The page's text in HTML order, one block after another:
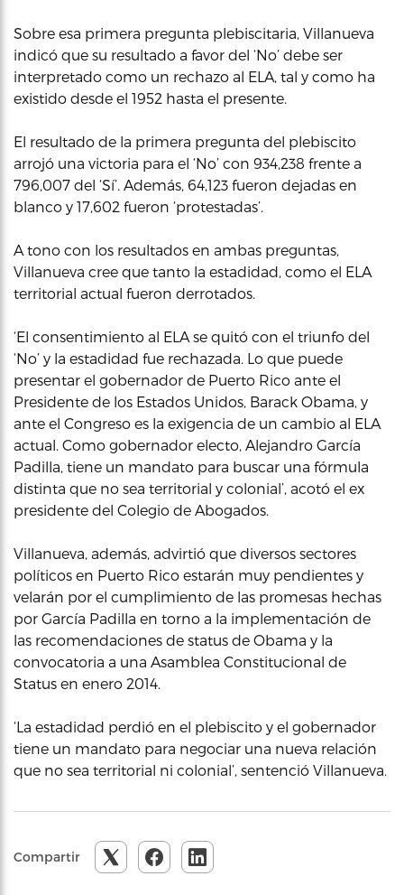
Sobre esa primera pregunta plebiscitaria, Villanueva
indicó que su resultado a favor del ‘No’ debe ser
interpretado como un rechazo al ELA, tal y como ha
existido desde el 1952 hasta el presente.
El resultado de la primera pregunta del plebiscito
arrojó una victoria para el ‘No’ con 934,238 frente a
796,007 del ‘Sí’. Además, 64,123 fueron dejadas en
blanco y 17,602 fueron ‘protestadas’.
A tono con los resultados en ambas preguntas,
Villanueva cree que tanto la estadidad, como el ELA
territorial actual fueron derrotados.
‘El consentimiento al ELA se quitó con el triunfo del
‘No’ y la estadidad fue rechazada. Lo que puede
presentar el gobernador de Puerto Rico ante el
Presidente de los Estados Unidos, Barack Obama, y
ante el Congreso es la exigencia de un cambio al ELA
actual. Como gobernador electo, Alejandro García
Padilla, tiene un mandato para buscar una fórmula
distinta que no sea territorial y colonial’, acotó el ex
presidente del Colegio de Abogados.
Villanueva, además, advirtió que diversos sectores
políticos en Puerto Rico estarán muy pendientes y
velarán por el cumplimiento de las promesas hechas
por García Padilla en torno a la implementación de
las recomendaciones de status de Obama y la
convocatoria a una Asamblea Constitucional de
Status en enero 2014.
‘La estadidad perdió en el plebiscito y el gobernador
tiene un mandato para negociar una nueva relación
que no sea territorial ni colonial’, sentenció Villanueva.
Compartir